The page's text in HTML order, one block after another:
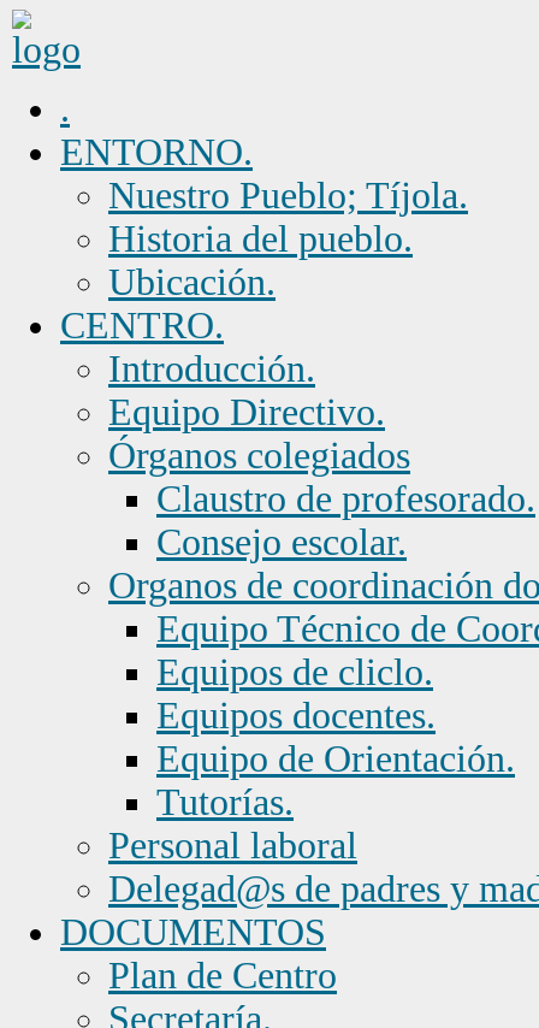
.
ENTORNO.
Nuestro Pueblo; Tíjola.
Historia del pueblo.
Ubicación.
CENTRO.
Introducción.
Equipo Directivo.
Órganos colegiados
Claustro de profesorado.
Consejo escolar.
Organos de coordinación
Equipo Técnico de
Equipos de cliclo.
Equipos docentes.
Equipo de Orientación.
Tutorías.
Personal laboral
Delegad@s de padres y
DOCUMENTOS
Plan de Centro
Secretaría.